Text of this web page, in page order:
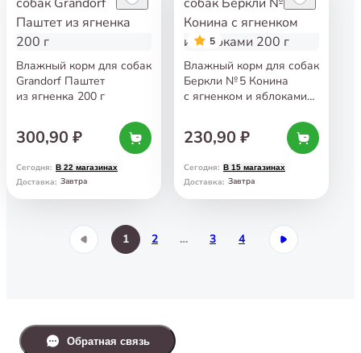
Влажный корм для собак
Grandorf Паштет
из ягненка 200 г
300,90 ₽
Сегодня: В 22 магазинах
Доставка: Завтра
5
Влажный корм для собак
Беркли № 5 Конина
с ягненком и яблоками
230,90 ₽
Сегодня: В 15 магазинах
Доставка: Завтра
1 2 … 3 4
Обратная связь